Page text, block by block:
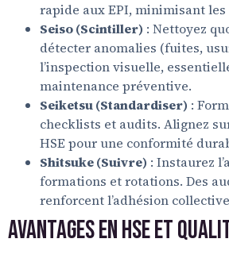
rapide aux EPI, minimisant
Seiso (Scintiller) : Nettoyez
détecter anomalies (fuites,
l’inspection visuelle,
maintenance préventive.
Seiketsu (Standardiser) :
checklists et audits. Alignez
HSE pour une conformité
Shitsuke (Suivre) : Instaurez
formations et rotations. Des
renforcent l’adhésion
Avantages en HSE et